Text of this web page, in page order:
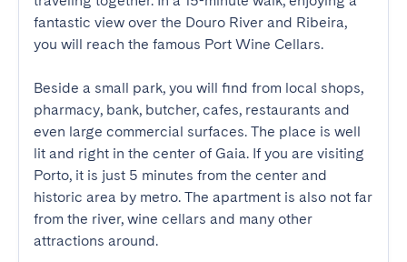
fantastic view over the Douro River and Ribeira,
you will reach the famous Port Wine Cellars.
Beside a small park, you will find from local shops,
pharmacy, bank, butcher, cafes, restaurants and
even large commercial surfaces. The place is well
lit and right in the center of Gaia. If you are visiting
Porto, it is just 5 minutes from the center and
historic area by metro. The apartment is also not far
from the river, wine cellars and many other
attractions around.